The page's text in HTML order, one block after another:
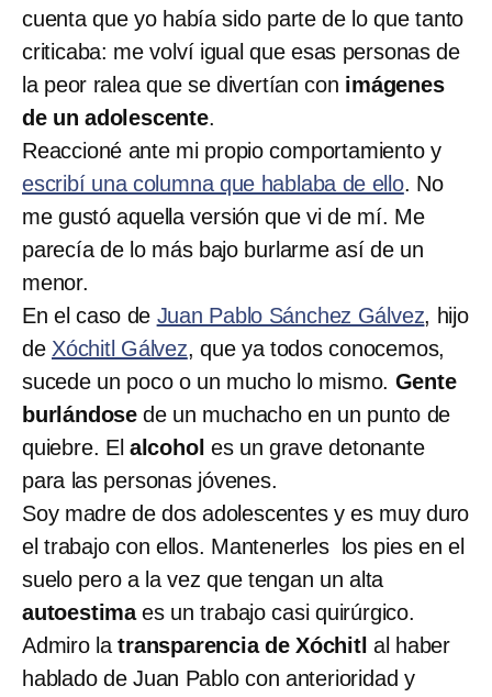
cuenta que yo había sido parte de lo que tanto
criticaba: me volví igual que esas personas de
la peor ralea que se divertían con imágenes
de un adolescente.
Reaccioné ante mi propio comportamiento y
escribí una columna que hablaba de ello. No
me gustó aquella versión que vi de mí. Me
parecía de lo más bajo burlarme así de un
menor.
En el caso de Juan Pablo Sánchez Gálvez, hijo
de Xóchitl Gálvez, que ya todos conocemos,
sucede un poco o un mucho lo mismo. Gente
burlándose de un muchacho en un punto de
quiebre. El alcohol es un grave detonante
para las personas jóvenes.
Soy madre de dos adolescentes y es muy duro
el trabajo con ellos. Mantenerles los pies en el
suelo pero a la vez que tengan un alta
autoestimaes un trabajo casi quirúrgico.
Admiro latransparencia de Xóchitl al haber
hablado de Juan Pablo con anterioridad y